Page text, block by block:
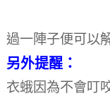
過一陣子便可以
另外提醒：
衣蛾因為不會叮